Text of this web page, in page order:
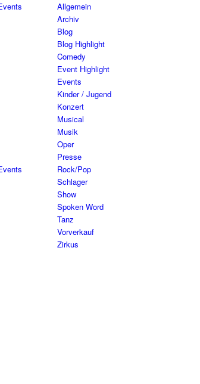
Allgemein
Archiv
Blog
Blog Highlight
Comedy
Event Highlight
Events
Kinder / Jugend
Konzert
Musical
Musik
Oper
Presse
Rock/Pop
Schlager
Show
Spoken Word
Tanz
Vorverkauf
Zirkus